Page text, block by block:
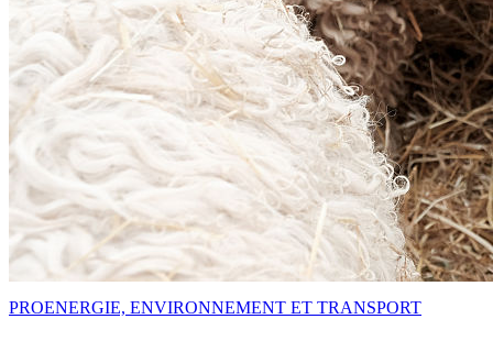
PROENERGIE, ENVIRONNEMENT ET TRANSPORT